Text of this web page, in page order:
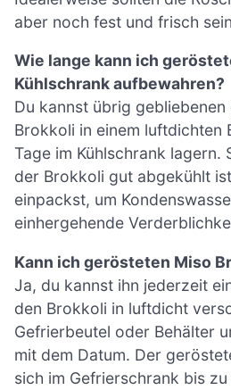
aber noch fest und frisch
Wie lange kann ich
Kühlschrank aufbewahren?
Du kannst übrig
Brokkoli in einem luftdichten
Tage im Kühlschrank lagern.
der Brokkoli gut abgekühlt
einpackst, um
einhergehende
Kann ich gerösteten Miso
Ja, du kannst ihn jederzeit
den Brokkoli in luftdicht
Gefrierbeutel oder Behälter
mit dem Datum. Der
sich im Gefrierschrank bis